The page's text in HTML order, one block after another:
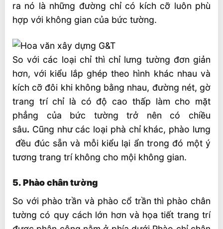
ra nó là những đường chỉ có kích cỡ luôn phù
hợp với không gian của bức tường.
So với các loại chỉ thì chỉ lưng tường đơn giản
hơn, với kiểu lắp ghép theo hình khác nhau và
kích cỡ đôi khi không bằng nhau, đường nét, gờ
trang trí chỉ là có độ cao thấp làm cho mặt
phẳng của bức tường trở nên có chiều
sâu. Cũng như các loại phà chỉ khác, phào lưng
đều đúc sẵn và mỗi kiểu lại ẩn trong đó một ý
tương trang trí không cho mội không gian.
5. Phào chân tường
So với phào trần và phào cổ trần thì phào chân
tường có quy cách lớn hơn và họa tiết trang trí